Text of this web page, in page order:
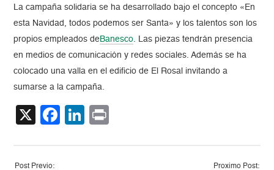
La campaña solidaria se ha desarrollado bajo el concepto «En
esta Navidad, todos podemos ser Santa» y los talentos son los
propios empleados deBanesco. Las piezas tendrán presencia
en medios de comunicación y redes sociales. Además se ha
colocado una valla en el edificio de El Rosal invitando a
sumarse a la campaña.
X Facebook
LinkedIn
Post Previo: Proximo Post: